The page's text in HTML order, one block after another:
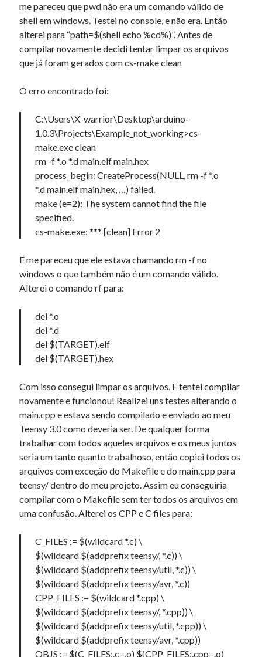
me pareceu que pwd não era um comando válido de
shell em windows. Testei no console, e não era. Então
alterei para “path=$(shell echo %cd%)”. Antes de
compilar novamente decidi tentar limpar os arquivos
que já foram gerados com cs-make clean
O erro encontrado foi:
C:\Users\X-warrior\Desktop\arduino-
1.0.3\Projects\Example_not_working>cs-
make.exe clean
rm -f *.o *.d main.elf main.hex
process_begin: CreateProcess(NULL, rm -f *.o
*.d main.elf main.hex, …) failed.
make (e=2): The system cannot find the file
specified.
cs-make.exe: *** [clean] Error 2
E me pareceu que ele estava chamando rm -f no
windows o que também não é um comando válido.
Alterei o comando rf para:
del *.o
del *.d
del $(TARGET).elf
del $(TARGET).hex
Com isso consegui limpar os arquivos. E tentei compilar
novamente e funcionou! Realizei uns testes alterando o
main.cpp e estava sendo compilado e enviado ao meu
Teensy 3.0 como deveria ser. De qualquer forma
trabalhar com todos aqueles arquivos e os meus juntos
seria um tanto quanto trabalhoso, então copiei todos os
arquivos com exceção do Makefile e do main.cpp para
teensy/ dentro do meu projeto. Assim eu conseguiria
compilar com o Makefile sem ter todos os arquivos em
uma confusão. Alterei os CPP e C files para:
C_FILES := $(wildcard *.c) \
$(wildcard $(addprefix teensy/, *.c)) \
$(wildcard $(addprefix teensy/util, *.c)) \
$(wildcard $(addprefix teensy/avr, *.c))
CPP_FILES := $(wildcard *.cpp) \
$(wildcard $(addprefix teensy/, *.cpp)) \
$(wildcard $(addprefix teensy/util, *.cpp)) \
$(wildcard $(addprefix teensy/avr, *.cpp))
OBJS := $(C_FILES:.c=.o) $(CPP_FILES:.cpp=.o)